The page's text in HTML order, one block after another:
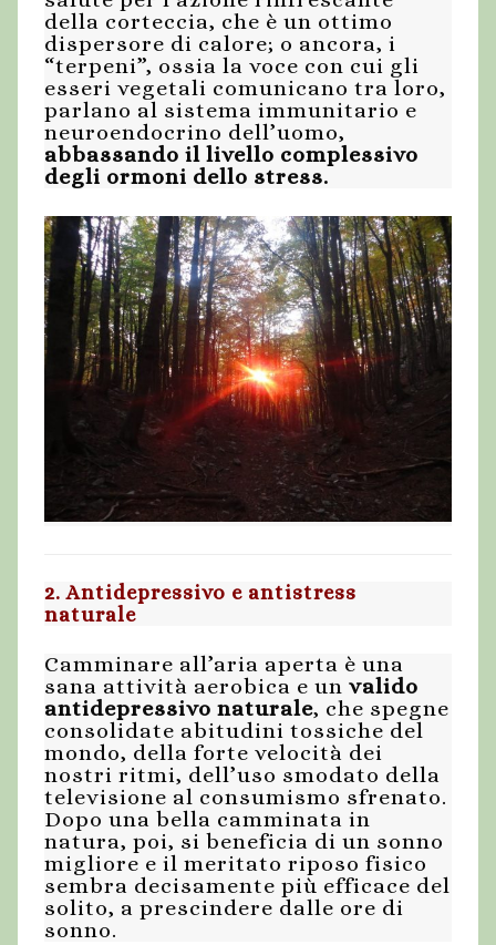
della corteccia, che è un ottimo
dispersore di calore; o ancora, i
“terpeni”, ossia la voce con cui gli
esseri vegetali comunicano tra loro,
parlano al sistema immunitario e
neuroendocrino dell’uomo,
abbassando il livello complessivo
degli ormoni dello stress.
2. Antidepressivo e antistress
naturale
Camminare all’aria aperta è una
sana attività aerobica e un valido
antidepressivo naturale, che spegne
consolidate abitudini tossiche del
mondo, della forte velocità dei
nostri ritmi, dell’uso smodato della
televisione al consumismo sfrenato.
Dopo una bella camminata in
natura, poi, si beneficia di un sonno
migliore e il meritato riposo fisico
sembra decisamente più efficace del
solito, a prescindere dalle ore di
sonno.